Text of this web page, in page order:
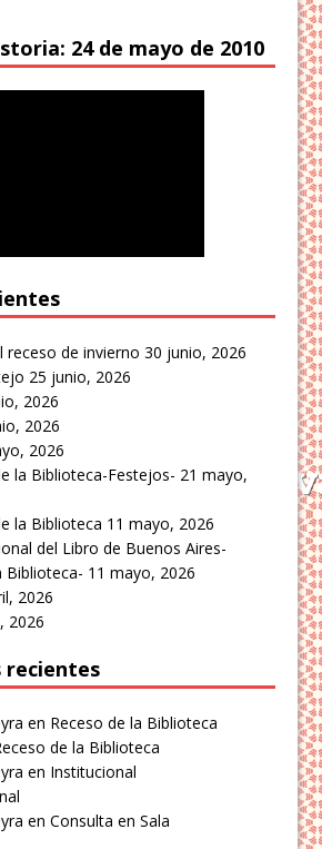
24 de mayo de 2010
receso de invierno 30 junio, 2026
25 junio, 2026
2026
2026
2026
la Biblioteca-Festejos- 21 mayo,
la Biblioteca 11 mayo, 2026
del Libro de Buenos Aires-
Biblioteca- 11 mayo, 2026
2026
2026
recientes
en Receso de la Biblioteca
de la Biblioteca
en Institucional
enConsulta en Sala